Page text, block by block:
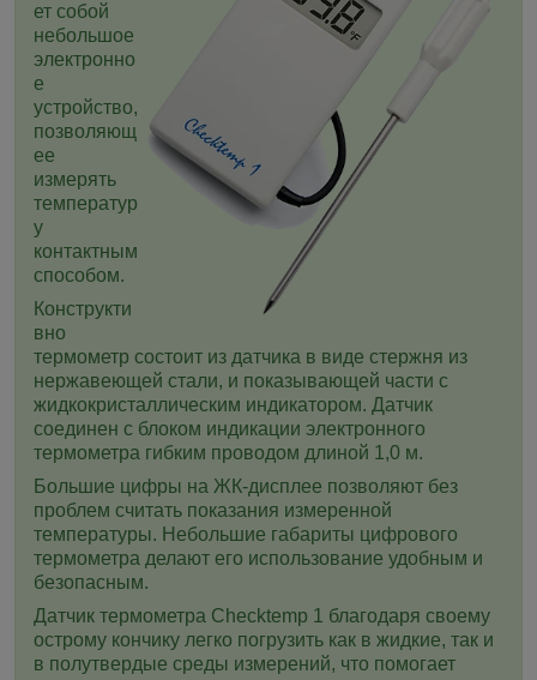
ет собой
небольшое
электронно
е
устройство,
позволяющ
ее
измерять
температур
у
контактным
способом.
Конструкти
вно
термометр состоит из датчика в виде стержня из
нержавеющей стали, и показывающей части с
жидкокристаллическим индикатором. Датчик
соединен с блоком индикации электронного
термометра гибким проводом длиной 1,0 м.
Большие цифры на ЖК-дисплее позволяют без
проблем считать показания измеренной
температуры. Небольшие габариты цифрового
термометра делают его использование удобным и
безопасным.
Датчик термометра Checktemp 1 благодаря своему
острому кончику легко погрузить как в жидкие, так и
в полутвердые среды измерений, что помогает